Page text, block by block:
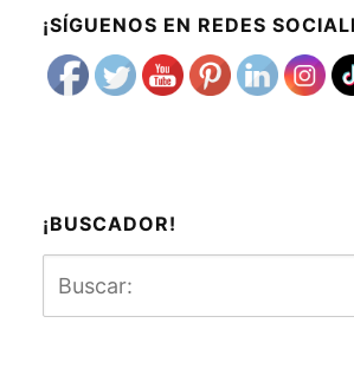
¡SÍGUENOS EN REDES
¡BUSCADOR!